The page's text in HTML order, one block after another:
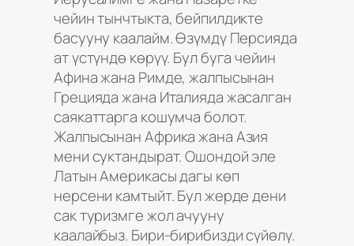
чейин тынчтыкта, бейпилдикте
басууну каалайм. Өзүмдү Персияда
ат үстүндө көрүү. Бул буга чейин
Афина жана Римде, жалпысынан
Грецияда жана Италияда жасалган
саякаттарга кошумча болот.
Жалпысынан Африка жана Азия
мени суктандырат. Ошондой эле
Латын Америкасы дагы көп
нерсени камтыйт. Бул жерде дени
сак туризмге жол ачууну
каалайбыз. Бири-бирибизди сүйөлү.